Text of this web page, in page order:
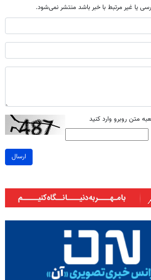
یا غیر مرتبط با خبر باشد منتشر نمی‌شود.
متن روبرو وارد کنید
ارسال